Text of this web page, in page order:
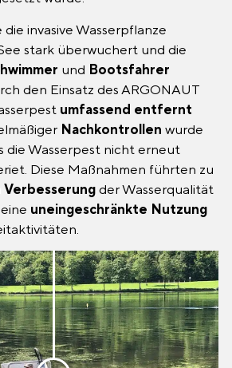
invasive Wasserpflanze
stark überwuchert und die
und Bootsfahrer
den Einsatz des ARGONAUT
umfassend entfernt
Nachkontrollen wurde
die Wasserpest nicht erneut
Diese Maßnahmen führten zu
Verbesserung der Wasserqualität
uneingeschränkte Nutzung